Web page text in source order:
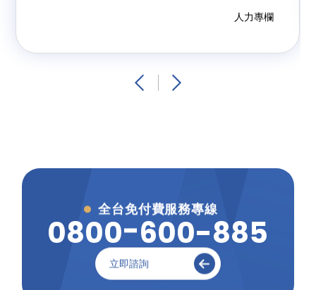
人力專欄
全台免付費服務專線
0800-600-885
立即諮詢